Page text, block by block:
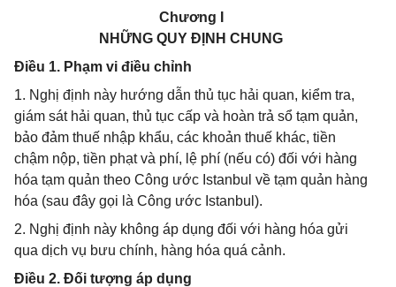
Chương I
NHỮNG QUY ĐỊNH CHUNG
Điều 1. Phạm vi điều chỉnh
1. Nghị định này hướng dẫn thủ tục hải quan, kiểm tra,
giám sát hải quan, thủ tục cấp và hoàn trả sổ tạm quản,
bảo đảm thuế nhập khẩu, các khoản thuế khác, tiền
chậm nộp, tiền phạt và phí, lệ phí (nếu có) đối với hàng
hóa tạm quản theo Công ước Istanbul về tạm quản hàng
hóa (sau đây gọi là Công ước Istanbul).
2. Nghị định này không áp dụng đối với hàng hóa gửi
qua dịch vụ bưu chính, hàng hóa quá cảnh.
Điều 2. Đối tượng áp dụng